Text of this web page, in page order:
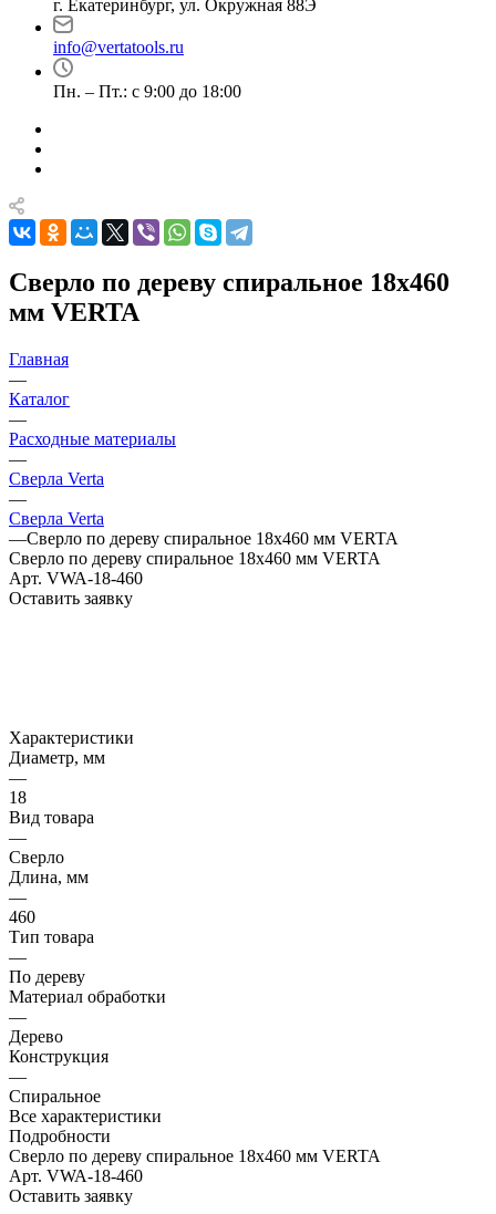
г. Екатеринбург, ул. Окружная 88Э
info@vertatools.ru
Пн. – Пт.: с 9:00 до 18:00
Сверло по дереву спиральное 18х460
мм VERTA
Главная
—
Каталог
—
Расходные материалы
—
Сверла Verta
—
Сверла Verta
—Сверло по дереву спиральное 18х460 мм VERTA
Сверло по дереву спиральное 18х460 мм VERTA
Арт. VWA-18-460
Оставить заявку
Характеристики
Диаметр, мм
—
18
Вид товара
—
Сверло
Длина, мм
—
460
Тип товара
—
По дереву
Материал обработки
—
Дерево
Конструкция
—
Спиральное
Все характеристики
Подробности
Сверло по дереву спиральное 18х460 мм VERTA
Арт. VWA-18-460
Оставить заявку